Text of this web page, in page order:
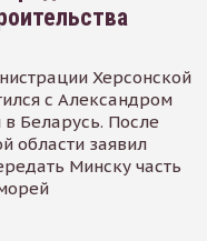
Херсонской
с Александром
Беларусь. После
области заявил
Минску часть